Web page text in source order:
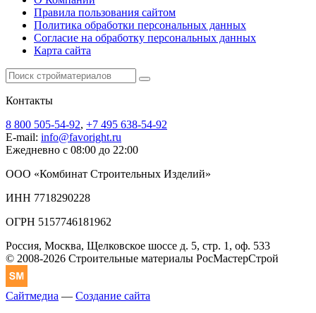
Правила пользования сайтом
Политика обработки персональных данных
Согласие на обработку персональных данных
Карта сайта
Контакты
8 800 505-54-92, +7 495 638-54-92
E-mail: info@favoright.ru
Ежедневно с 08:00 до 22:00
ООО «Комбинат Строительных Изделий»
ИНН 7718290228
ОГРН 5157746181962
Россия, Москва, Щелковское шоссе д. 5, стр. 1, оф. 533
© 2008-2026 Строительные материалы РосМастерСтрой
Сайтмедиа — Создание сайта